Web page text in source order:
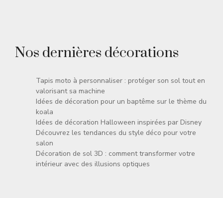
Nos dernières décorations
Tapis moto à personnaliser : protéger son sol tout en
valorisant sa machine
Idées de décoration pour un baptême sur le thème du
koala
Idées de décoration Halloween inspirées par Disney
Découvrez les tendances du style déco pour votre
salon
Décoration de sol 3D : comment transformer votre
intérieur avec des illusions optiques